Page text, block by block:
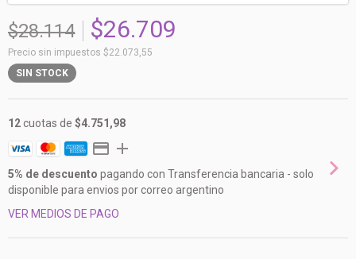
$28.114 $26.709
Precio sin impuestos $22.073,55
SIN STOCK
12cuotas de $4.751,98
5% de descuento pagando con Transferencia bancaria - solo
disponible para envios por correo argentino
VER MEDIOS DE PAGO